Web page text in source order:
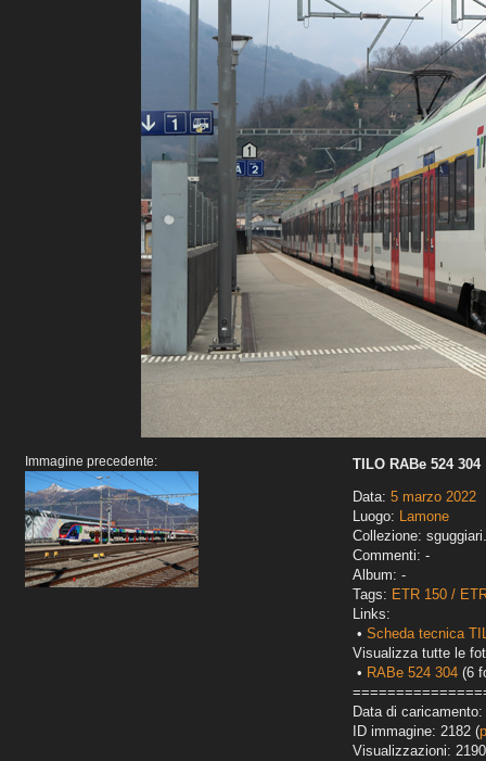
Immagine precedente:
TILO RABe 524 304
Data: 5 marzo 2022
Luogo: Lamone
Collezione:
Commenti: -
Album: -
Tags: ETR 150 /
Links:
• Scheda tecnica
Visualizza tutte le
• RABe 524 304 (6
Data di
ID immagine: 2182 (
Visualizzazioni: 2190